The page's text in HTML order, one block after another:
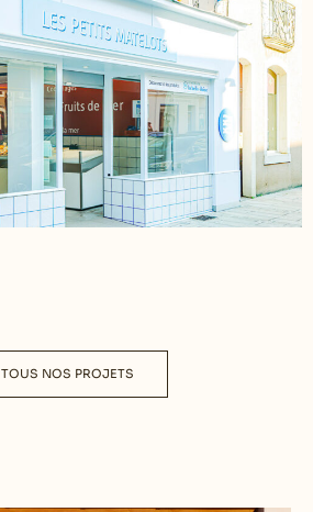
TOUS NOS PROJETS